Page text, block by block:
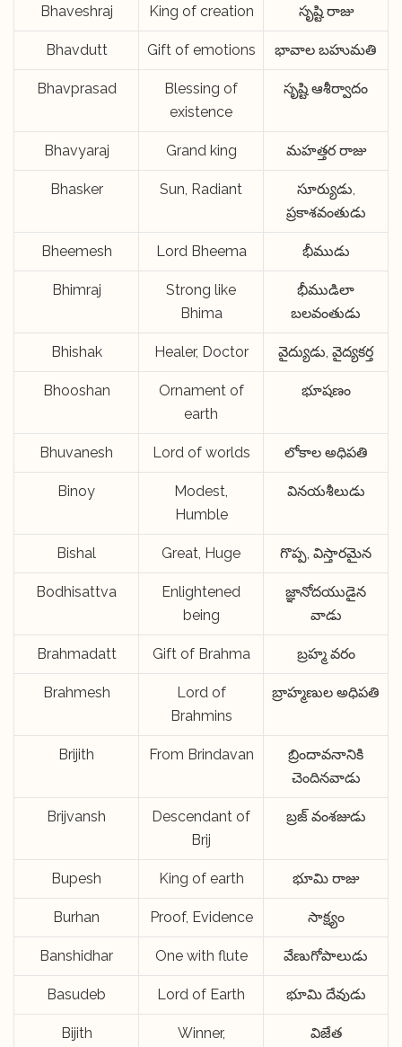
Bhaveshraj King of creation సృష్టి రాజు
Bhavdutt Gift of emotions భావాల బహుమతి
Bhavprasad
Blessing of
existence
సృష్టి ఆశీర్వాదం
Bhavyaraj Grand king మహత్తర రాజు
Bhasker Sun, Radiant
సూర్యుడు,
ప్రకాశవంతుడు
Bheemesh Lord Bheema భీముడు
Bhimraj
Strong like
Bhima
భీముడిలా
బలవంతుడు
Bhishak Healer, Doctor వైద్యుడు, వైద్యకర్త
Bhooshan
Ornament of
earth
భూషణం
Bhuvanesh Lord of worlds లోకాల అధిపతి
Binoy
Modest,
Humble
వినయశీలుడు
Bishal Great, Huge గొప్ప, విస్తారమైన
Bodhisattva
Enlightened
being
జ్ఞానోదయుడైన
వాడు
Brahmadatt Gift of Brahma బ్రహ్మ వరం
Brahmesh
Lord of
Brahmins
బ్రాహ్మణుల అధిపతి
Brijith From Brindavan
బ్రిందావనానికి
చెందినవాడు
Brijvansh
Descendant of
Brij
బ్రజ్ వంశజుడు
Bupesh King of earth భూమి రాజు
Burhan Proof, Evidence సాక్ష్యం
Banshidhar One with flute వేణుగోపాలుడు
Basudeb Lord of Earth భూమి దేవుడు
Bijith
Winner,
విజేత